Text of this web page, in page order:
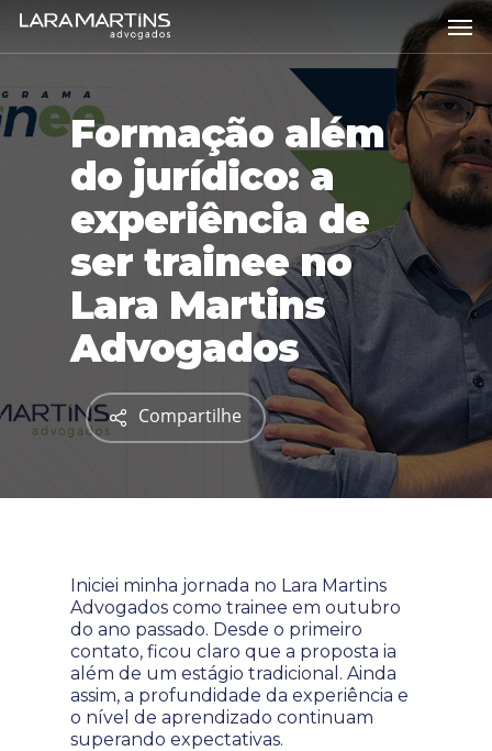
Skip
main
Formação além
do jurídico: a
experiência de
ser trainee no
Lara Martins
Advogados
Compartilhe
Iniciei minha jornada no Lara Martins
Advogados como trainee em outubro
do ano passado. Desde o primeiro
contato, ficou claro que a proposta ia
além de um estágio tradicional. Ainda
assim, a profundidade da experiência e
o nível de aprendizado continuam
superando expectativas.